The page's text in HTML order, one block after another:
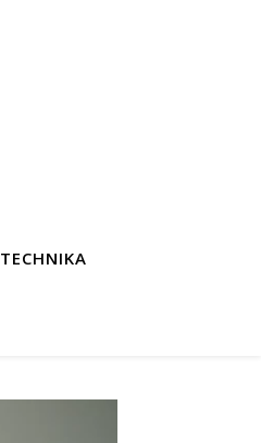
TECHNIKA